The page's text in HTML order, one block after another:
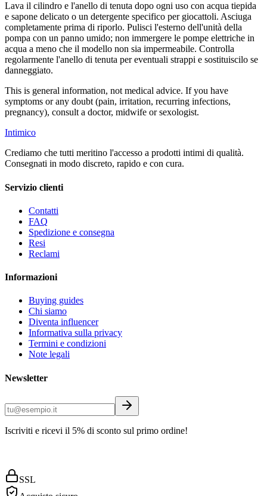
Lava il cilindro e l'anello di tenuta dopo ogni uso con acqua tiepida
e sapone delicato o un detergente specifico per giocattoli. Asciuga
completamente prima di riporlo. Pulisci l'esterno dell'unità della
pompa con un panno umido; non immergere le pompe elettriche in
acqua a meno che il modello non sia impermeabile. Controlla
regolarmente l'anello di tenuta per eventuali strappi e sostituiscilo se
danneggiato.
This is general information, not medical advice. If you have
symptoms or any doubt (pain, irritation, recurring infections,
pregnancy), consult a doctor, midwife or sexologist.
Intimico
Crediamo che tutti meritino l'accesso a prodotti intimi di qualità.
Consegnati in modo discreto, rapido e con cura.
Servizio clienti
Contatti
FAQ
Spedizione e consegna
Resi
Reclami
Informazioni
Buying guides
Chi siamo
Diventa influencer
Informativa sulla privacy
Termini e condizioni
Note legali
Newsletter
Iscriviti e ricevi il 5% di sconto sul primo ordine!
SSL